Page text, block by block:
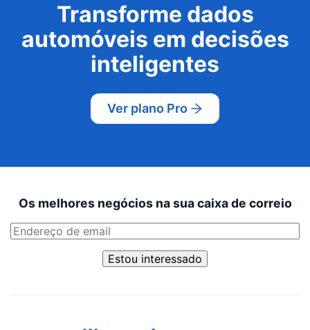
Transforme dados
automóveis em decisões
inteligentes
Ver plano Pro
Os melhores negócios na sua caixa de correio
Estou interessado